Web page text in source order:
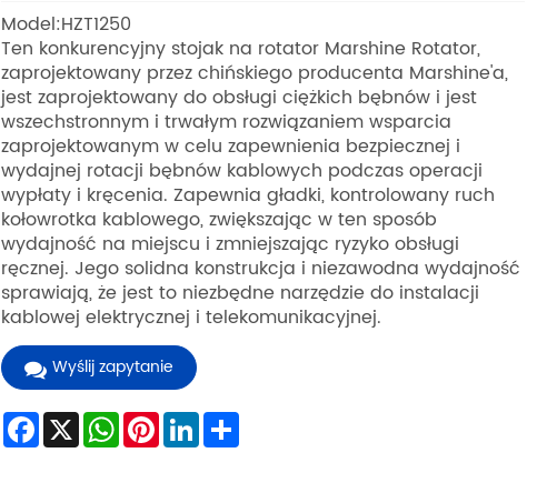
Model:HZT1250
Ten konkurencyjny stojak na rotator Marshine Rotator,
zaprojektowany przez chińskiego producenta Marshine'a,
jest zaprojektowany do obsługi ciężkich bębnów i jest
wszechstronnym i trwałym rozwiązaniem wsparcia
zaprojektowanym w celu zapewnienia bezpiecznej i
wydajnej rotacji bębnów kablowych podczas operacji
wypłaty i kręcenia. Zapewnia gładki, kontrolowany ruch
kołowrotka kablowego, zwiększając w ten sposób
wydajność na miejscu i zmniejszając ryzyko obsługi
ręcznej. Jego solidna konstrukcja i niezawodna wydajność
sprawiają, że jest to niezbędne narzędzie do instalacji
kablowej elektrycznej i telekomunikacyjnej.
Wyślij zapytanie
Facebook
X WhatsApp
Pinterest
LinkedInShare